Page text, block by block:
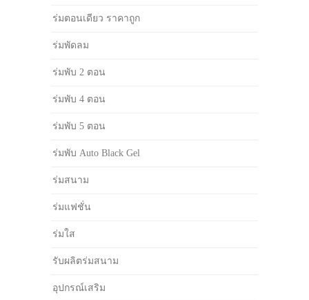
ร่มตอนเดียว ราคาถูก
ร่มพัดลม
ร่มพับ 2 ตอน
ร่มพับ 4 ตอน
ร่มพับ 5 ตอน
ร่มพับ Auto Black Gel
ร่มสนาม
ร่มแฟชั่น
ร่มใส
รับผลิตร่มสนาม
อุปกรณ์เสริม